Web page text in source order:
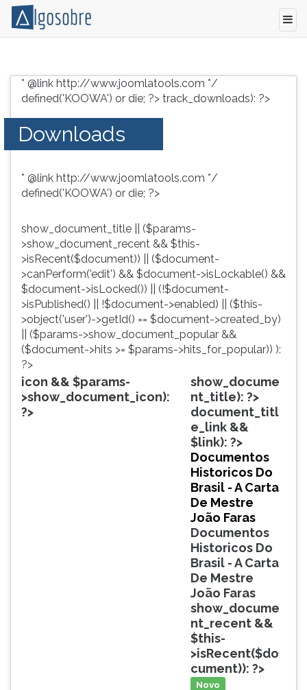
grátis
vestibular,
enem
concursos.
resumos
livros,
biografias,
profissões,
simulados
comentados.
Acessibilidade
leitor
TAB
depois
F
para
ouvir
conteúdo
principal
pular
essa
leitura
pressione
depois
pausar
* @link http://www.joomlatools.com */
defined('KOOWA') or die; ?> track_downloads): ?>
Downloads
* @link http://www.joomlatools.com */
defined('KOOWA') or die; ?>
show_document_title || ($params-
>show_document_recent && $this-
>isRecent($document)) || ($document-
>canPerform('edit') && $document->isLockable() &&
$document->isLocked()) || (!$document-
>isPublished() || !$document->enabled) || ($this-
>object('user')->getId() == $document->created_by)
|| ($params->show_document_popular &&
($document->hits >= $params->hits_for_popular)) ):
?>
icon && $params-
>show_document_icon):
?>
show_docume
nt_title): ?>
document_titl
e_link &&
$link): ?>
Documentos
Historicos Do
Brasil - A Carta
De Mestre
João Faras
Documentos
Historicos Do
Brasil - A Carta
De Mestre
João Faras
show_docume
nt_recent &&
$this-
>isRecent($do
cument)): ?>
Novo